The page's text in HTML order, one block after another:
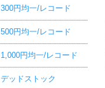
300円均一/レコード
500円均一/レコード
1,000円均一/レコード
デッドストック